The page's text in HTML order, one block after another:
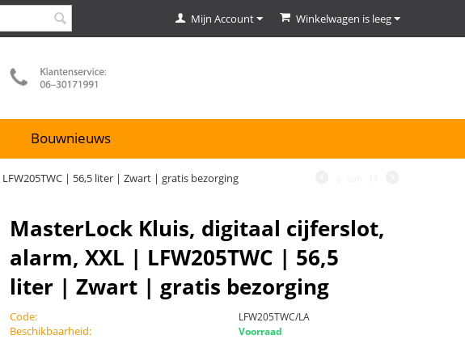
Winkelwagen is leeg
Mijn Account
Bouwnieuws
| 56,5 liter | Zwart | gratis bezorging
MasterLock Kluis, digitaal cijferslot,
alarm, XXL | LFW205TWC | 56,5
liter | Zwart | gratis bezorging
Code: LFW205TWC/LA
Beschikbaarheid: Voorraad